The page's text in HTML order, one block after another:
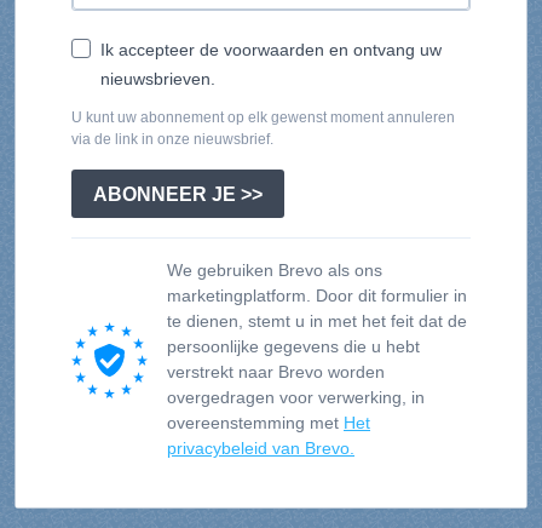
Ik accepteer de voorwaarden en ontvang uw
nieuwsbrieven.
U kunt uw abonnement op elk gewenst moment annuleren
via de link in onze nieuwsbrief.
ABONNEER JE >>
We gebruiken Brevo als ons
marketingplatform. Door dit formulier in
te dienen, stemt u in met het feit dat de
persoonlijke gegevens die u hebt
verstrekt naar Brevo worden
overgedragen voor verwerking, in
overeenstemming met Het
privacybeleid van Brevo.